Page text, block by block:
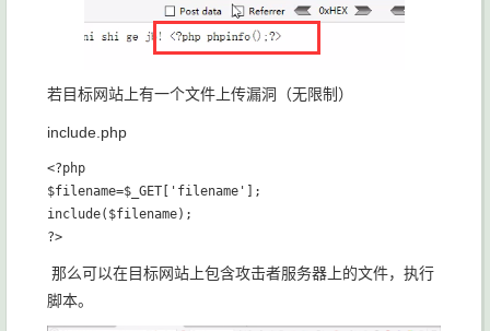
若目标网站上有一个文件上传漏洞（无限制）
include.php
<?php
$filename=$_GET['filename'];
include($filename);
?>
那么可以在目标网站上包含攻击者服务器上的文件，执行
脚本。